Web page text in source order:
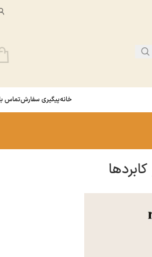
خانهپیگیری سفارشتماس